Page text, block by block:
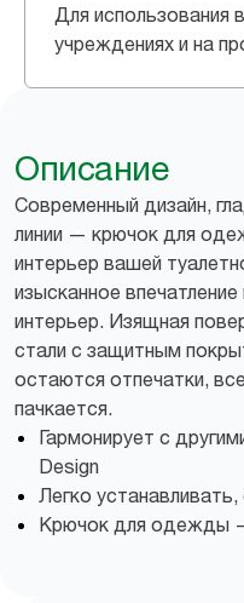
Для использования
учреждениях и на
Описание
Современный дизайн,
линии — крючок для
интерьер вашей
изысканное
интерьер. Изящная
стали с защитным
остаются отпечатки,
пачкается.
Гармонирует с
Design
Легко
Крючок для одежды